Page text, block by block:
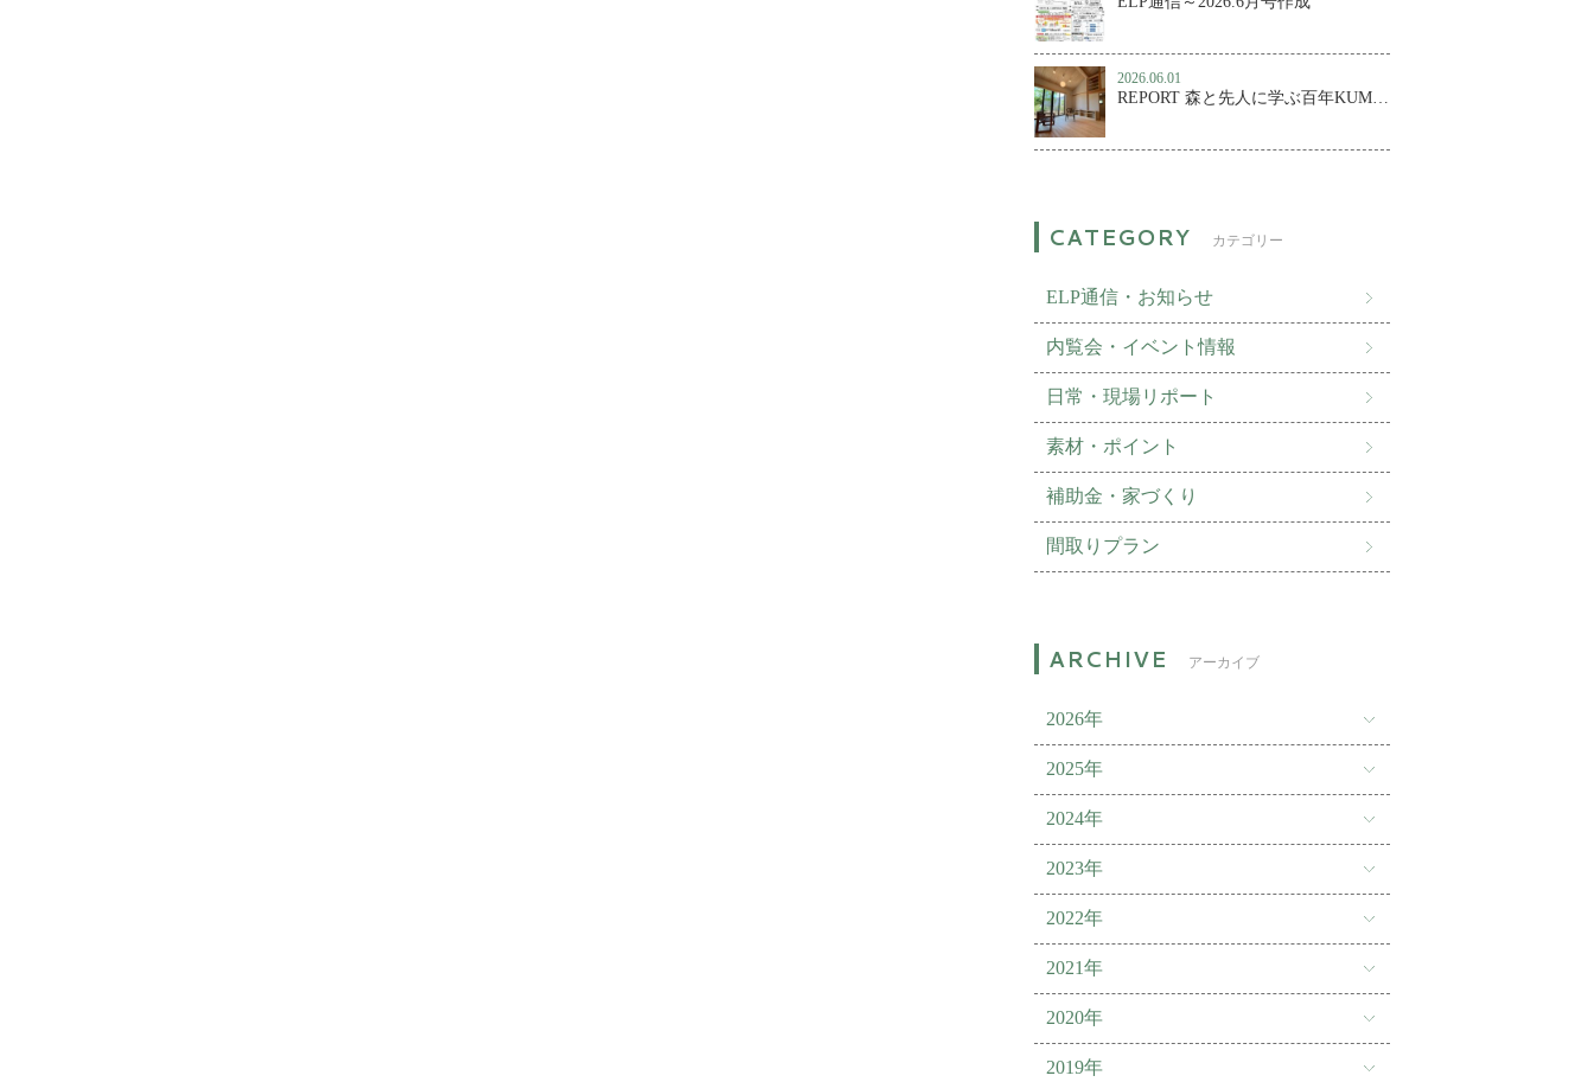
2026.06.01
REPORT 森と先人に学ぶ百年KUMIKO④ ～森林浴を楽しむ、小さな森の家
カテゴリー
ELP通信・お知らせ
内覧会・イベント情報
日常・現場リポート
素材・ポイント
補助金・家づくり
間取りプラン
アーカイブ
2026年
2025年
2024年
2023年
2022年
2021年
2020年
2019年